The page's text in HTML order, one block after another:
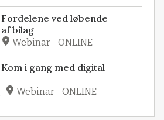
ved løbende
bilag
Webinar - ONLINE
i gang med digital
Webinar - ONLINE